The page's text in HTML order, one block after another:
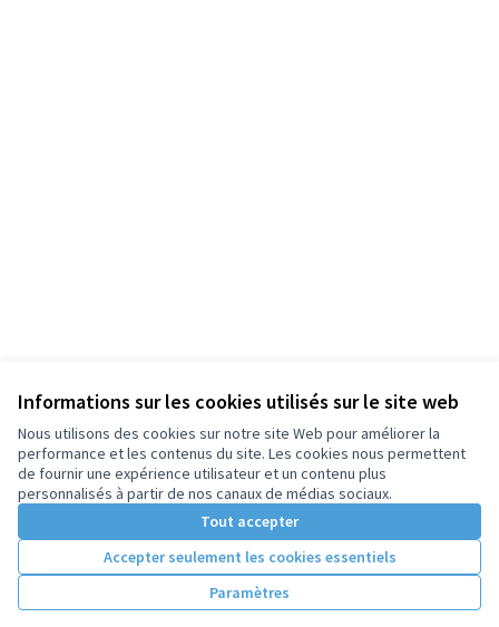
Informations sur les cookies utilisés sur le site web
Nous utilisons des cookies sur notre site Web pour améliorer la
performance et les contenus du site. Les cookies nous permettent
de fournir une expérience utilisateur et un contenu plus
personnalisés à partir de nos canaux de médias sociaux.
Tout accepter
Accepter seulement les cookies essentiels
Paramètres